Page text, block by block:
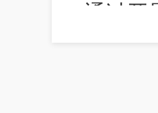
通过开